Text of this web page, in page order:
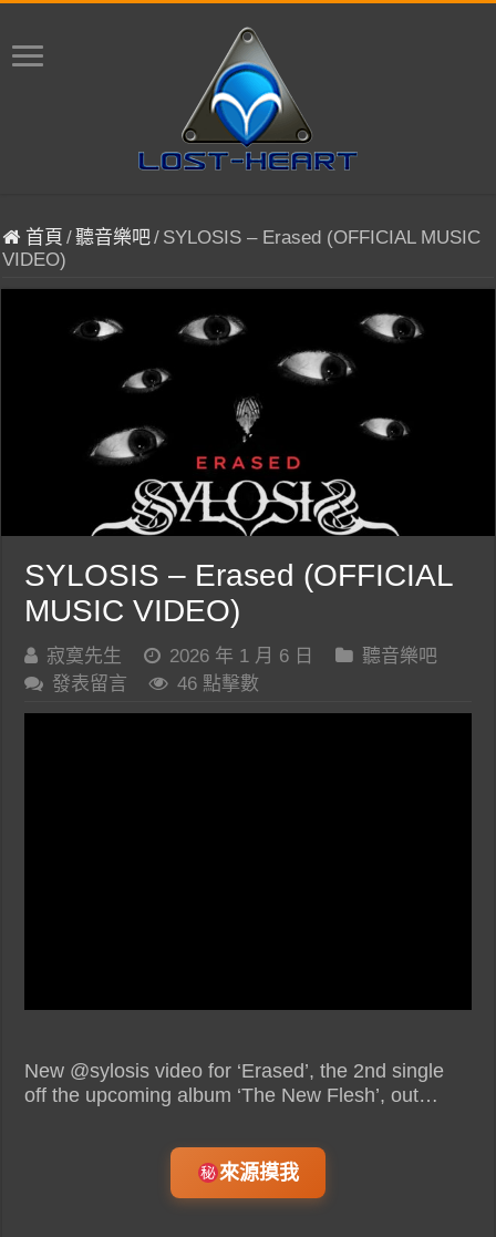
首頁 /聽音樂吧/ SYLOSIS – Erased (OFFICIAL MUSIC
VIDEO)
SYLOSIS – Erased (OFFICIAL
MUSIC VIDEO)
寂寞先生 2026 年 1 月 6 日
聽音樂吧
發表留言
46 點擊數
New @sylosis video for ‘Erased’, the 2nd single
off the upcoming album ‘The New Flesh’, out…
來源摸我